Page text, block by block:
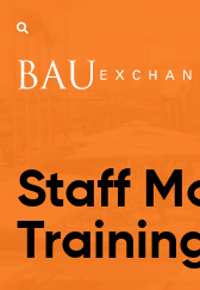
Staff